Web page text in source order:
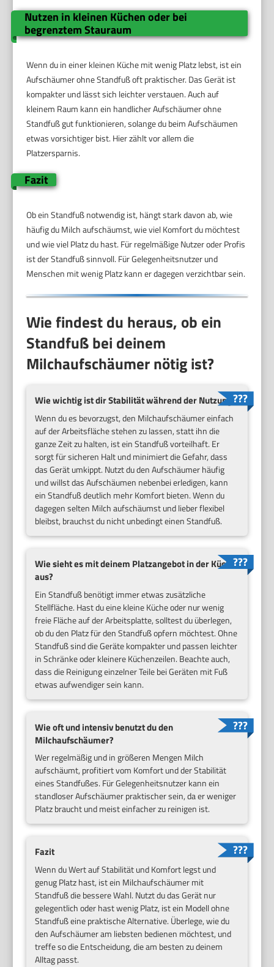
Nutzen in kleinen Küchen oder bei
begrenztem Stauraum
Wenn du in einer kleinen Küche mit wenig Platz lebst, ist ein
Aufschäumer ohne Standfuß oft praktischer. Das Gerät ist
kompakter und lässt sich leichter verstauen. Auch auf
kleinem Raum kann ein handlicher Aufschäumer ohne
Standfuß gut funktionieren, solange du beim Aufschäumen
etwas vorsichtiger bist. Hier zählt vor allem die
Platzersparnis.
Fazit
Ob ein Standfuß notwendig ist, hängt stark davon ab, wie
häufig du Milch aufschäumst, wie viel Komfort du möchtest
und wie viel Platz du hast. Für regelmäßige Nutzer oder Profis
ist der Standfuß sinnvoll. Für Gelegenheitsnutzer und
Menschen mit wenig Platz kann er dagegen verzichtbar sein.
Wie findest du heraus, ob ein
Standfuß bei deinem
Milchaufschäumer nötig ist?
Wie wichtig ist dir Stabilität während der Nutzung?
Wenn du es bevorzugst, den Milchaufschäumer einfach
auf der Arbeitsfläche stehen zu lassen, statt ihn die
ganze Zeit zu halten, ist ein Standfuß vorteilhaft. Er
sorgt für sicheren Halt und minimiert die Gefahr, dass
das Gerät umkippt. Nutzt du den Aufschäumer häufig
und willst das Aufschäumen nebenbei erledigen, kann
ein Standfuß deutlich mehr Komfort bieten. Wenn du
dagegen selten Milch aufschäumst und lieber flexibel
bleibst, brauchst du nicht unbedingt einen Standfuß.
Wie sieht es mit deinem Platzangebot in der Küche
aus?
Ein Standfuß benötigt immer etwas zusätzliche
Stellfläche. Hast du eine kleine Küche oder nur wenig
freie Fläche auf der Arbeitsplatte, solltest du überlegen,
ob du den Platz für den Standfuß opfern möchtest. Ohne
Standfuß sind die Geräte kompakter und passen leichter
in Schränke oder kleinere Küchenzeilen. Beachte auch,
dass die Reinigung einzelner Teile bei Geräten mit Fuß
etwas aufwendiger sein kann.
Wie oft und intensiv benutzt du den
Milchaufschäumer?
Wer regelmäßig und in größeren Mengen Milch
aufschäumt, profitiert vom Komfort und der Stabilität
eines Standfußes. Für Gelegenheitsnutzer kann ein
standloser Aufschäumer praktischer sein, da er weniger
Platz braucht und meist einfacher zu reinigen ist.
Fazit
Wenn du Wert auf Stabilität und Komfort legst und
genug Platz hast, ist ein Milchaufschäumer mit
Standfuß die bessere Wahl. Nutzt du das Gerät nur
gelegentlich oder hast wenig Platz, ist ein Modell ohne
Standfuß eine praktische Alternative. Überlege, wie du
den Aufschäumer am liebsten bedienen möchtest, und
treffe so die Entscheidung, die am besten zu deinem
Alltag passt.